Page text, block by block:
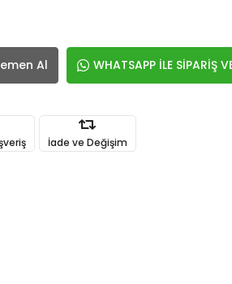
Al WHATSAPP İLE SİPARİŞ
İade ve Değişim